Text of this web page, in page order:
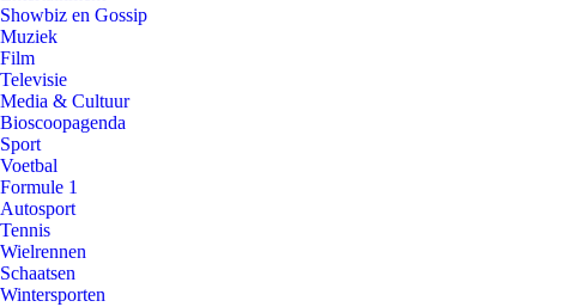
Showbiz en Gossip
Muziek
Film
Televisie
Media & Cultuur
Bioscoopagenda
Sport
Voetbal
Formule 1
Autosport
Tennis
Wielrennen
Schaatsen
Wintersporten